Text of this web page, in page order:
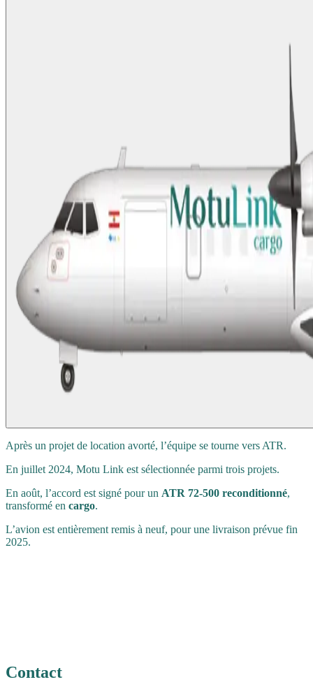
Après un projet de location avorté, l’équipe se tourne vers ATR.
En juillet 2024, Motu Link est sélectionnée parmi trois projets.
En août, l’accord est signé pour un ATR 72-500 reconditionné,
transformé en cargo.
L’avion est entièrement remis à neuf, pour une livraison prévue fin
2025.
Contact